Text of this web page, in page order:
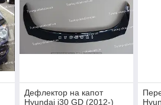
Дефлектор на капот
Hyundai i30 GD (2012-)